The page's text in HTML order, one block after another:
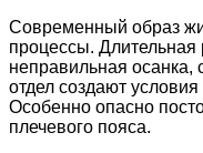
Современный образ
процессы. Длительная
неправильная осанка,
отдел создают
Особенно опасно
плечевого пояса.